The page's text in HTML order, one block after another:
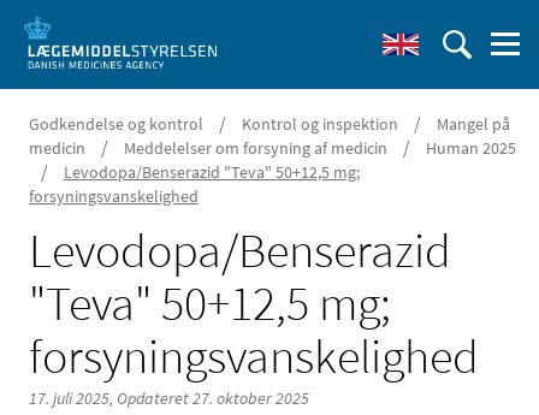
Godkendelse og kontrol / Kontrol og inspektion /
Mangel på
medicin
/ Meddelelser om forsyning af medicin / Human 2025
/
Levodopa/Benserazid "Teva" 50+12,5 mg;
forsyningsvanskelighed
Levodopa/Benserazid
"Teva" 50+12,5 mg;
forsyningsvanskelighed
17. juli 2025, Opdateret 27. oktober 2025